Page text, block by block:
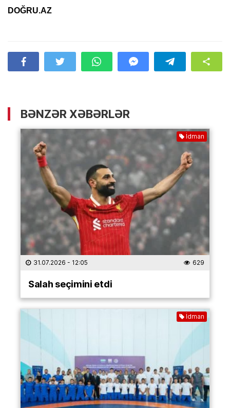
DOĞRU.AZ
BƏNZƏR XƏBƏRLƏR
İdman
31.07.2026 - 12:05 629
Salah seçimini etdi
İdman